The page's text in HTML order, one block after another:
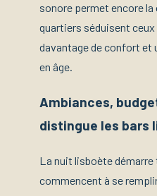
sonore permet encore
quartiers séduisent
davantage de confort et
en âge.
Ambiances,
distingue les bars
La nuit lisboète
commencent à se